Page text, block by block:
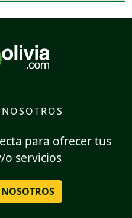
para ofrecer tus
o servicios